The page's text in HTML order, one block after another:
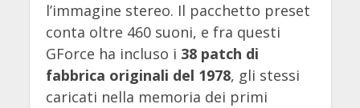
l’immagine stereo. Il pacchetto preset
conta oltre 460 suoni, e fra questi
GForce ha incluso i 38 patch di
fabbrica originali del 1978, gli stessi
caricati nella memoria dei primi